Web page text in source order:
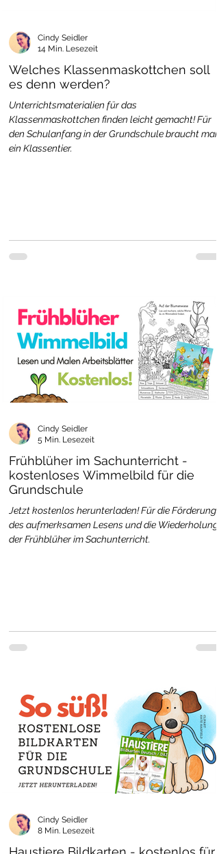
Welches Klassenmaskottchen soll
es denn werden?
Unterrichtsmaterialien für das
Klassenmaskottchen finden leicht gemacht! Für
den Schulanfang in der Grundschule braucht man
ein Klassentier.
Cindy Seidler
14 Min. Lesezeit
Frühblüher im Sachunterricht -
kostenloses Wimmelbild für die
Grundschule
Jetzt kostenlos herunterladen! Für die Förderung
des aufmerksamen Lesens und die Wiederholung
der Frühblüher im Sachunterricht.
Cindy Seidler
5 Min. Lesezeit
Cindy Seidler
8 Min. Lesezeit